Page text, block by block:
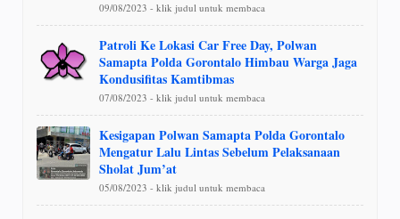
09/08/2023 - klik judul untuk membaca
Patroli Ke Lokasi Car Free Day, Polwan
Samapta Polda Gorontalo Himbau Warga Jaga
Kondusifitas Kamtibmas
07/08/2023 - klik judul untuk membaca
Kesigapan Polwan Samapta Polda Gorontalo
Mengatur Lalu Lintas Sebelum Pelaksanaan
Sholat Jum’at
05/08/2023 - klik judul untuk membaca